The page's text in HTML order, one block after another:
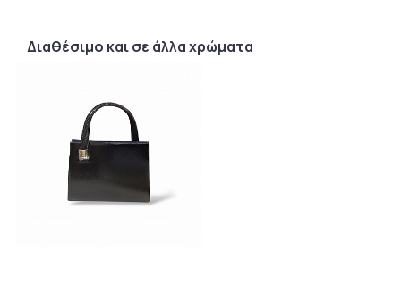
Διαθέσιμο και σε άλλα χρώματα